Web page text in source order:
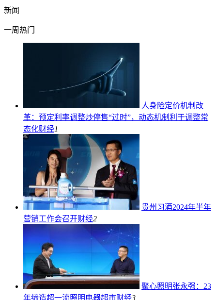
新闻
一周热门
人身险定价机制改
革：预定利率调整炒停售“过时”，动态机制利于调整常
态化财经1
贵州习酒2024年半年
营销工作会召开财经2
聚心照明张永强：23
年缔造超一流照明电器超市财经3